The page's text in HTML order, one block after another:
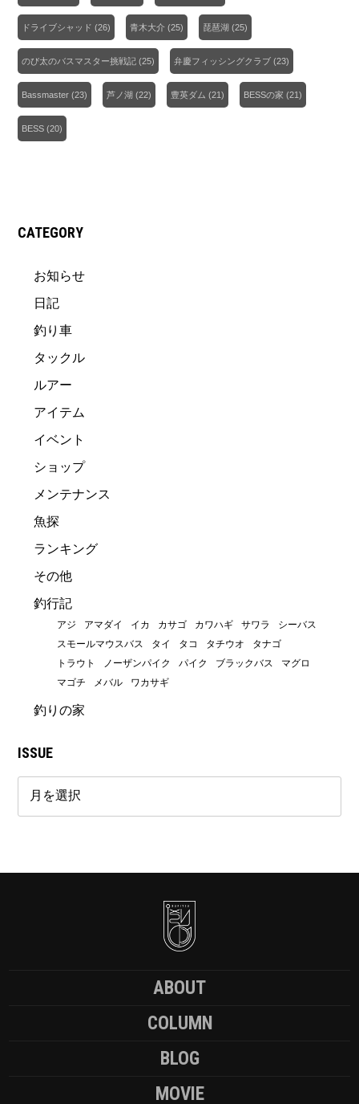
ドライブシャッド (26) 青木大介 (25) 琵琶湖 (25)
のび太のバスマスター挑戦記 (25) 弁慶フィッシングクラブ (23)
Bassmaster (23) 芦ノ湖 (22) 豊英ダム (21) BESSの家 (21)
BESS (20)
CATEGORY
お知らせ
日記
釣り車
タックル
ルアー
アイテム
イベント
ショップ
メンテナンス
魚探
ランキング
その他
釣行記
アジ アマダイ イカ カサゴ カワハギ サワラ
シーバス
スモールマウスバス
タイ タコ タチウオ
タナゴ
トラウト
ノーザンパイク パイク ブラックバス
マグロ
マゴチ
メバル ワカサギ
釣りの家
ISSUE
ABOUT
COLUMN
BLOG
MOVIE